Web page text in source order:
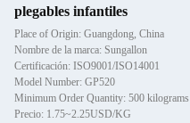
plegables infantiles
Place of Origin: Guangdong, China
Nombre de la marca: Sungallon
Certificación: ISO9001/ISO14001
Model Number: GP520
Minimum Order Quantity: 500 kilograms
Precio: 1.75~2.25USD/KG